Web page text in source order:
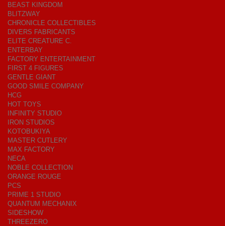
BEAST KINGDOM
BLITZWAY
CHRONICLE COLLECTIBLES
DIVERS FABRICANTS
ELITE CREATURE C.
ENTERBAY
FACTORY ENTERTAINMENT
FIRST 4 FIGURES
GENTLE GIANT
GOOD SMILE COMPANY
HCG
HOT TOYS
INFINITY STUDIO
IRON STUDIOS
KOTOBUKIYA
MASTER CUTLERY
MAX FACTORY
NECA
NOBLE COLLECTION
ORANGE ROUGE
PCS
PRIME 1 STUDIO
QUANTUM MECHANIX
SIDESHOW
THREEZERO